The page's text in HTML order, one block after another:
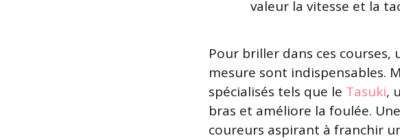
valeur la vitesse et la
Pour briller dans ces
mesure sont indispensables.
spécialisés tels que le Tasuki,
bras et améliore la foulée.
coureurs aspirant à franchir